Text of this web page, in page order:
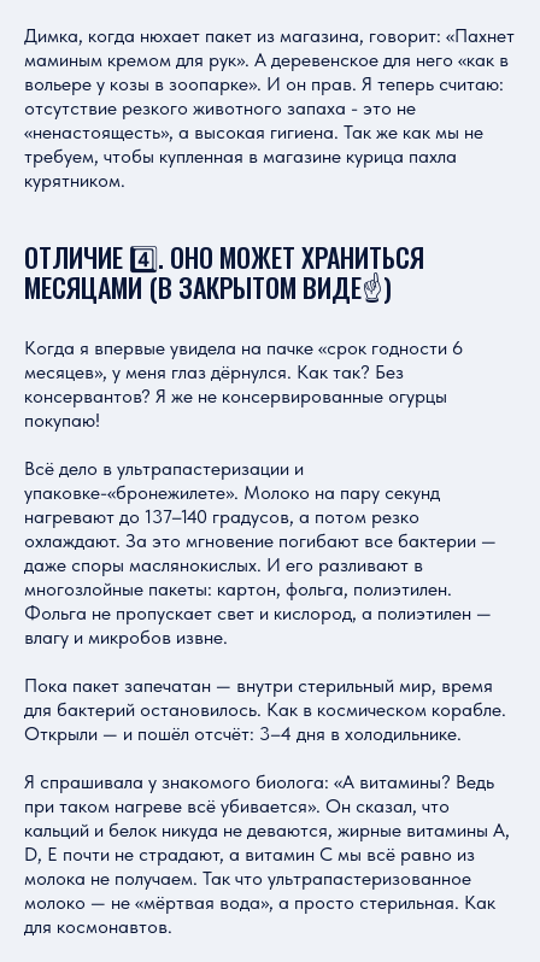
Димка, когда нюхает пакет из магазина, говорит: «Пахнет
маминым кремом для рук». А деревенское для него «как в
вольере у козы в зоопарке». И он прав. Я теперь считаю:
отсутствие резкого животного запаха - это не
«ненастоящесть», а высокая гигиена. Так же как мы не
требуем, чтобы купленная в магазине курица пахла
курятником.
ОТЛИЧИЕ 4️⃣. ОНО МОЖЕТ ХРАНИТЬСЯ
МЕСЯЦАМИ (В ЗАКРЫТОМ ВИДЕ☝️)
Когда я впервые увидела на пачке «срок годности 6
месяцев», у меня глаз дёрнулся. Как так? Без
консервантов? Я же не консервированные огурцы
покупаю!
Всё дело в ультрапастеризации и
упаковке-«бронежилете». Молоко на пару секунд
нагревают до 137–140 градусов, а потом резко
охлаждают. За это мгновение погибают все бактерии —
даже споры маслянокислых. И его разливают в
многозлойные пакеты: картон, фольга, полиэтилен.
Фольга не пропускает свет и кислород, а полиэтилен —
влагу и микробов извне.
Пока пакет запечатан — внутри стерильный мир, время
для бактерий остановилось. Как в космическом корабле.
Открыли — и пошёл отсчёт: 3–4 дня в холодильнике.
Я спрашивала у знакомого биолога: «А витамины? Ведь
при таком нагреве всё убивается». Он сказал, что
кальций и белок никуда не деваются, жирные витамины A,
D, E почти не страдают, а витамин C мы всё равно из
молока не получаем. Так что ультрапастеризованное
молоко — не «мёртвая вода», а просто стерильная. Как
для космонавтов.